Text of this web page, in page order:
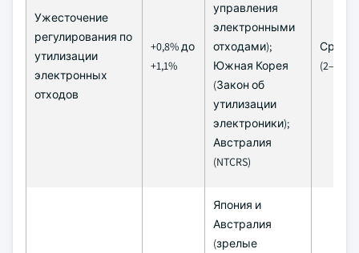
Ужесточение
регулирования по
утилизации
электронных
отходов
+0,8% до
+1,1%
управления
электронными
отходами);
Южная Корея
(Закон об
утилизации
электроники);
Австралия
(NTCRS)
(2–4
Япония и
Австралия
(зрелые